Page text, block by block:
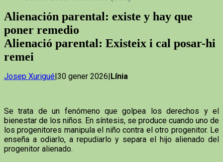
Alienación parental: existe y hay que
poner remedio
Alienació parental: Existeix i cal posar-hi
remei
Josep Xurigué|30 gener 2026|Línia
Se trata de un fenómeno que golpea los derechos y el
bienestar de los niños. En síntesis, se produce cuando uno de
los progenitores manipula el niño contra el otro progenitor. Le
enseña a odiarlo, a repudiarlo y separa el hijo alienado del
progenitor alienado.